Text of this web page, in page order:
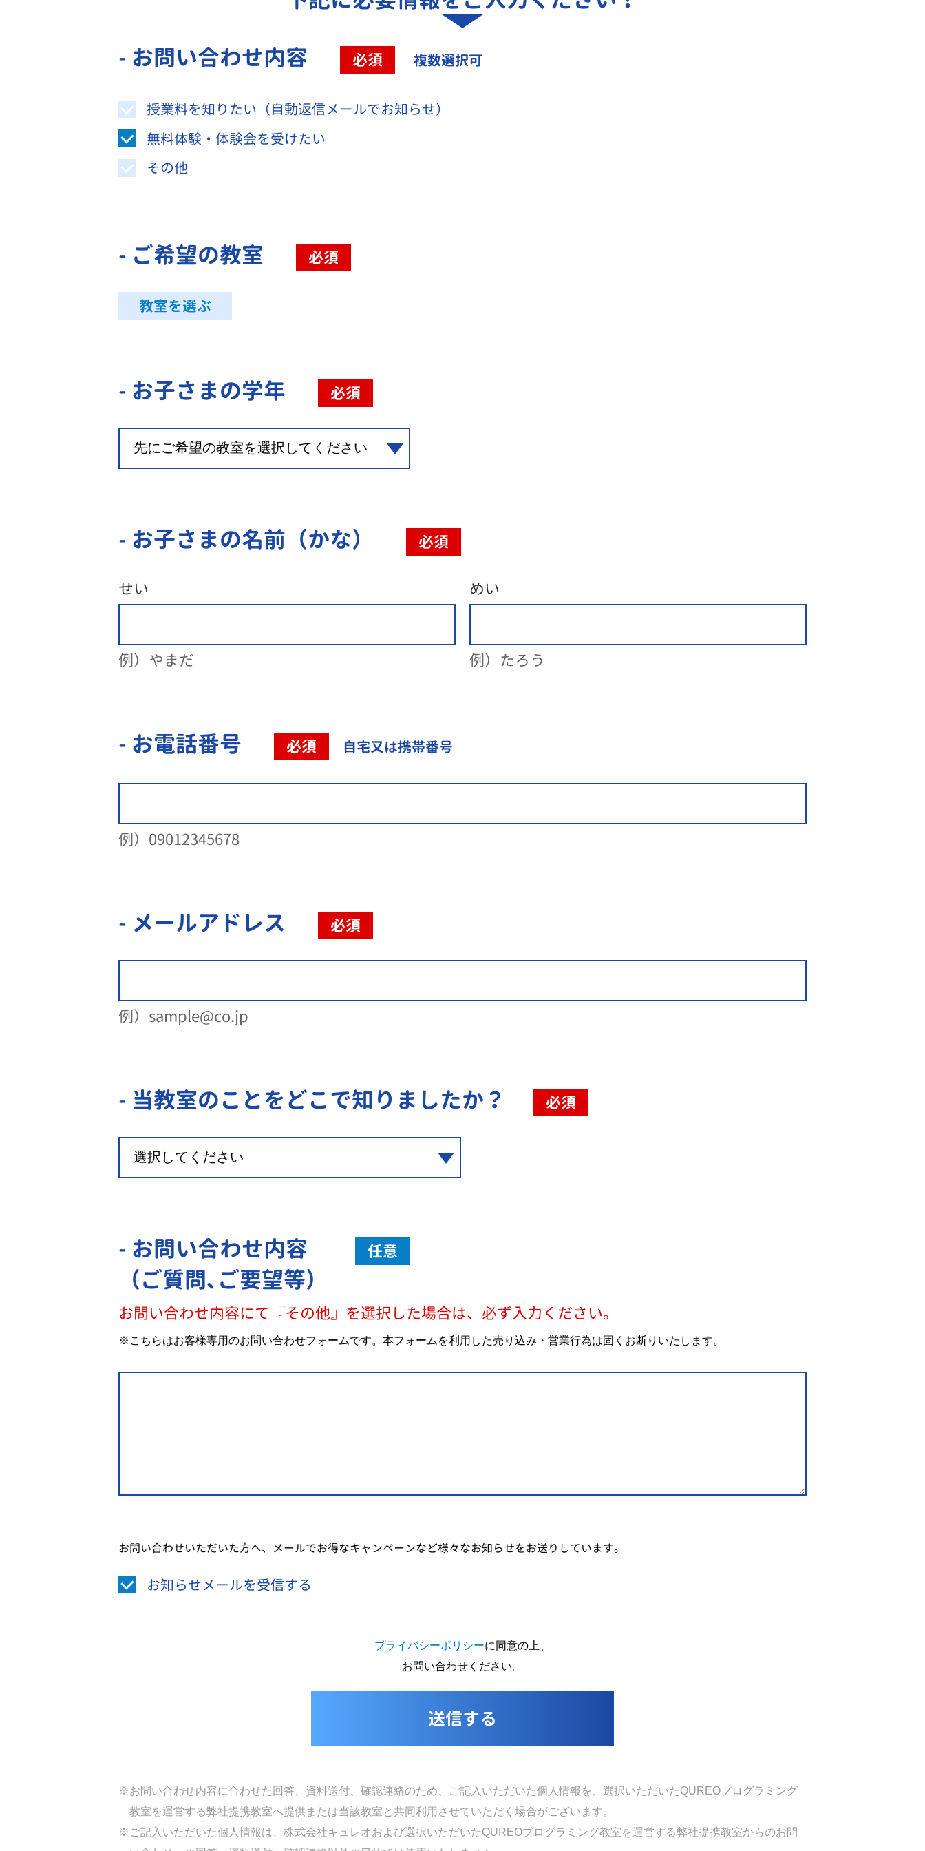
- お問い合わせ内容
必須 複数選択可
授業料を知りたい（自動返信メールでお知らせ）
無料体験・体験会を受けたい
その他
- ご希望の教室 必須
教室を選ぶ
- お子さまの学年 必須
- お子さまの名前（かな） 必須
せい
例）やまだ
めい
例）たろう
- お電話番号 必須 自宅又は携帯番号
例）09012345678
- メールアドレス 必須
例）sample@co.jp
- 当教室のことをどこで知りましたか？ 必須
- お問い合わせ内容
（ご質問､ご要望等）
任意
お問い合わせ内容にて『その他』を選択した場合は、必ず入力ください。
※こちらはお客様専用のお問い合わせフォームです。本フォームを利用した売り込み・営業行為は固くお断りいたします。
お問い合わせいただいた方へ、メールでお得なキャンペーンなど様々なお知らせをお送りしています。
お知らせメールを受信する
プライバシーポリシーに同意の上、
お問い合わせください。
※お問い合わせ内容に合わせた回答、資料送付、確認連絡のため、ご記入いただいた個人情報を、選択いただいたQUREOプログラミング
教室を運営する弊社提携教室へ提供または当該教室と共同利用させていただく場合がございます。
※ご記入いただいた個人情報は、株式会社キュレオおよび選択いただいたQUREOプログラミング教室を運営する弊社提携教室からのお問